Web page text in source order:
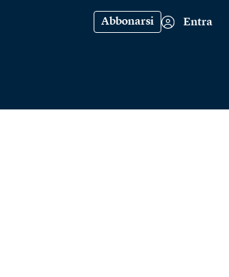
Abbonarsi Entra